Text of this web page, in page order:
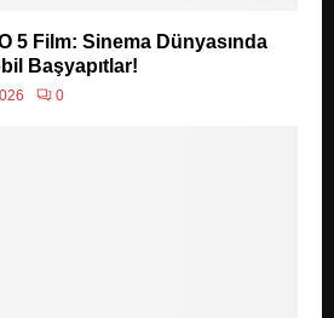
5 Film: Sinema Dünyasında
Başyapıtlar!
0